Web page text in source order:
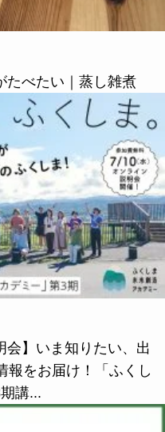
たべたい｜蒸し雑煮
会】いま知りたい、出
報をお届け！「ふくし
講...